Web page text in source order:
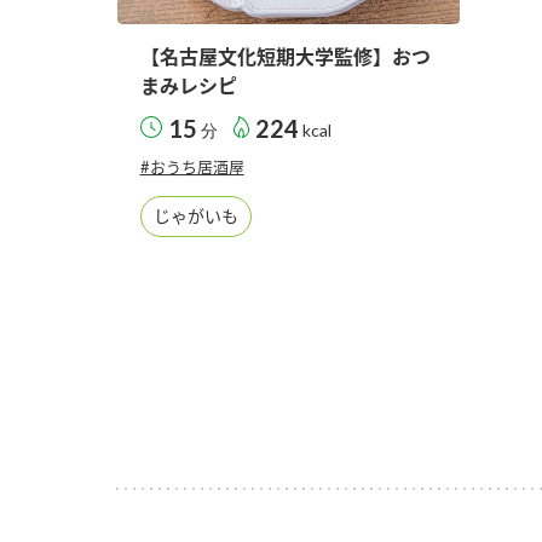
【名古屋文化短期大学監修】おつ
まみレシピ
15 分 224 kcal
#おうち居酒屋
じゃがいも